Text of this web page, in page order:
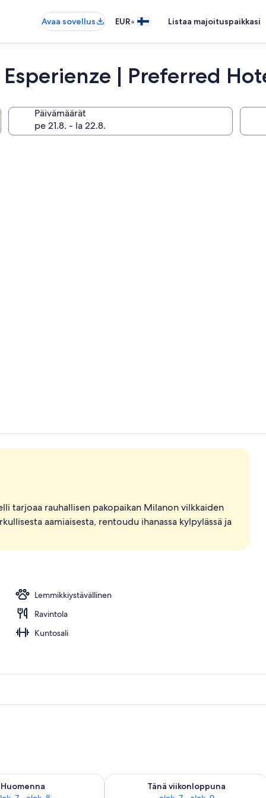
Avaa sovellus EUR• Listaa majoituspaikkasi
| Preferred
Päivämäärät
tarjoaa rauhallisen pakopaikan Milanon vilkkaiden
aamiaisesta, rentoudu ihanassa kylpylässä ja
Lemmikkiystävällinen
Ravintola
Kuntosali
Huomenna
saatavuus elok. 7 - elok. 8
Tänä viikonloppuna
Tarkista tämän viikonlopun saatavuus